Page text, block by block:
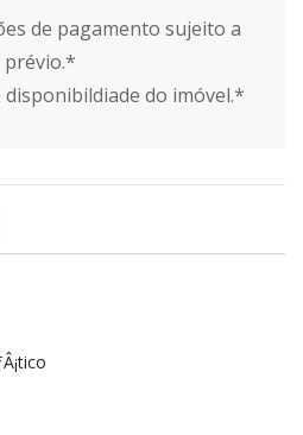
de pagamento sujeito a
prévio.*
do imóvel.*